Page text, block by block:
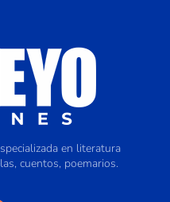
en literatura
cuentos, poemarios.